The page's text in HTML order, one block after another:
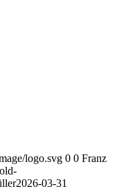
logo.svg 0 0 Franz
2026-03-31